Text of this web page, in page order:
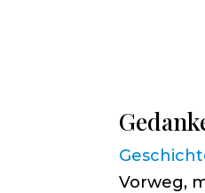
Vorweg,